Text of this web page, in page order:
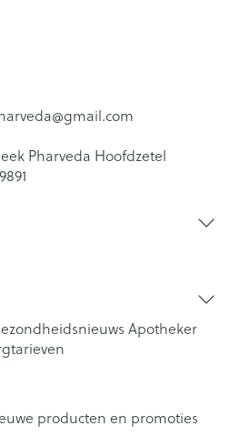
gmail.com
Pharveda Hoofdzetel
Apotheker
producten en promoties